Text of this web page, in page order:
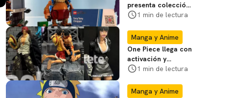
presenta colección
de serie de la
Con
1 min de lectura
Manga y Anime
One Piece llega con
activación y
coleccionables a la
Con
1 min de lectura
Manga y Anime